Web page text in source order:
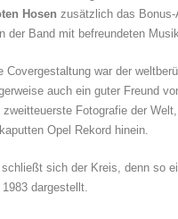
Hosen zusätzlich das Bonus-
der Band mit befreundeten
Covergestaltung war der
auch ein guter Freund
zweitteuerste Fotografie der
Opel Rekord hinein.
schließt sich der Kreis, denn so
1983 dargestellt.